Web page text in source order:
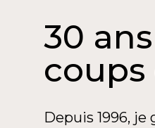
30
Depuis 1996,